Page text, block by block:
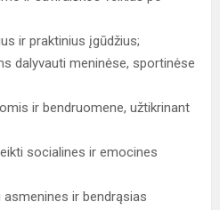
ir praktinius įgūdžius;
dalyvauti meninėse, sportinėse
ir bendruomene, užtikrinant
socialines ir emocines
ir bendrąsias